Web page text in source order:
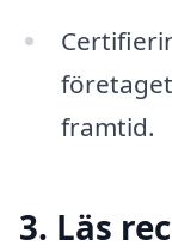
framtid.
3. Läs